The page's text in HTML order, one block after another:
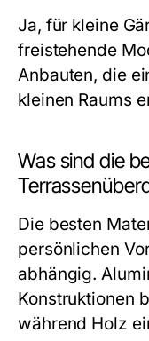
Ja, für kleine
freistehende
Anbauten, die
kleinen Raums
Was sind die
Die besten
persönlichen
abhängig.
Konstruktionen
während Holz